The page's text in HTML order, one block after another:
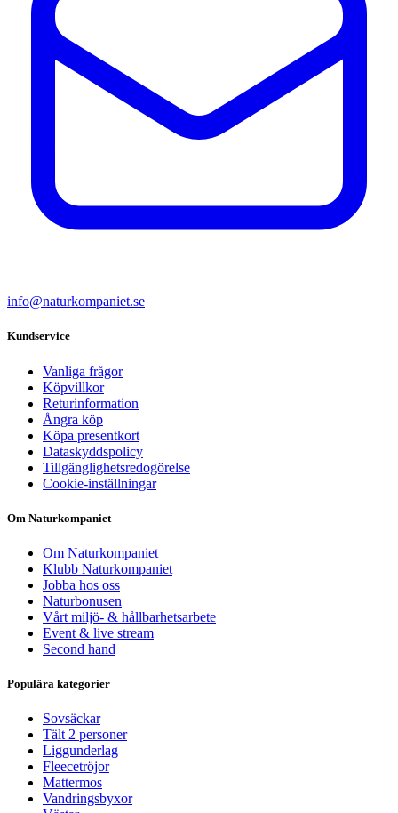
info@naturkompaniet.se
Kundservice
Vanliga frågor
Köpvillkor
Returinformation
Ångra köp
Köpa presentkort
Dataskyddspolicy
Tillgänglighetsredogörelse
Cookie-inställningar
Om Naturkompaniet
Om Naturkompaniet
Klubb Naturkompaniet
Jobba hos oss
Naturbonusen
Vårt miljö- & hållbarhetsarbete
Event & live stream
Second hand
Populära kategorier
Sovsäckar
Tält 2 personer
Liggunderlag
Fleecetröjor
Mattermos
Vandringsbyxor